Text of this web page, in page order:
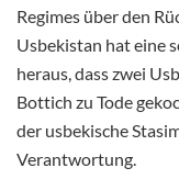
Regimes über den
Usbekistan hat eine
heraus, dass zwei
Bottich zu Tode
der usbekische
Verantwortung.